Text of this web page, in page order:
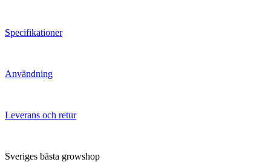
Specifikationer
Användning
Leverans och retur
Sveriges bästa growshop